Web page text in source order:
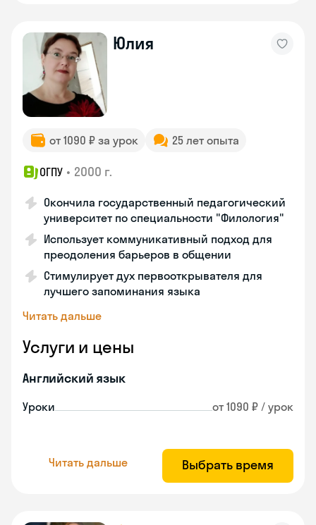
Юлия
от 1090 ₽ за урок 25 лет опыта
ОГПУ • 2000 г.
Окончила государственный педагогический
университет по специальности "Филология"
Использует коммуникативный подход для
преодоления барьеров в общении
Стимулирует дух первооткрывателя для
лучшего запоминания языка
Читать дальше
Услуги и цены
Английский язык
Уроки от 1090 ₽ / урок
Читать дальше Выбрать время